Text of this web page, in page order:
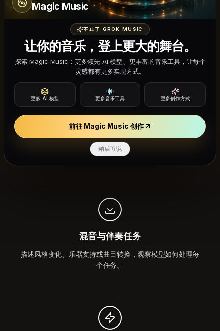
精确的文本转音乐控制
使用详细提示生成歌曲草稿，使您的指令与音乐输出之间建
立更清晰的联系。
歌词对齐与人声时序
评估模型如何遵循歌词措辞、时序和情感表达——调整提示
以实现更紧密的对齐。
混音与伴奏任务
描述风格变化、乐器支持或曲目转换，观察模型如何处理每
个任务。
Magic Music
不止于 GROK MUSIC
让你的音乐，登上更大的舞台。
探索 Magic Music：更多领先 AI 模型、更丰富的音乐工具，让每个
灵感都有更多实现方式。
更多 AI 模型 更多音乐工具 更多创作方式
前往 Magic Music 创作
稍后再说